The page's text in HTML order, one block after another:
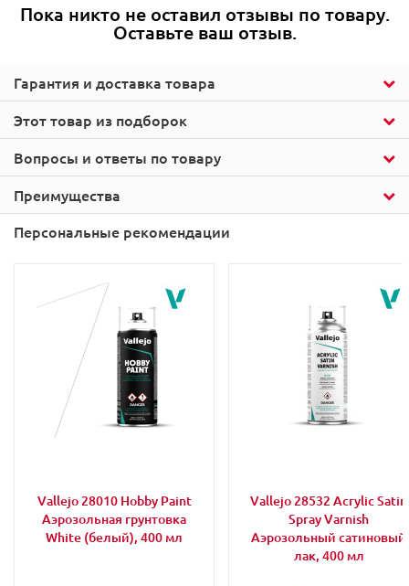
Этот товар из подборок
Гарантия и доставка товара
Пока никто не оставил отзывы по товару.
Оставьте ваш отзыв.
Вопросы и ответы по товару
Преимущества
Персональные рекомендации
Vallejo 28010 Hobby Paint
Аэрозольная грунтовка
White (белый), 400 мл
Vallejo 28532 Acrylic Satin
Spray Varnish
Аэрозольный сатиновый
лак, 400 мл